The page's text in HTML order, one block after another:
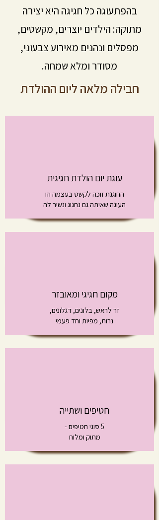
בהפתעוגה כל חגיגה היא יצירה
מתוקה: הילדים יוצרים, מקשטים,
מפסלים ונהנים מאירוע צבעוני,
מסודר ומלא שמחה.
חבילה מלאה ליום ההולדת
עוגת יום הולדת חגיגית
החוגגת זוכה לקשט בעצמה וזו
העוגה שאיתה גם נחגוג ונשיר לה
מקום חגיגי ומאובזר
זר לראש, בלונים, דגלונים,
נרות, מפיות וחד פעמי
חטיפים ושתייה
5 סוגי חטיפים -
מתוק ומלוח